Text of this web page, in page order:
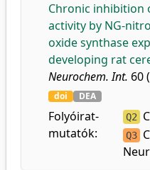
Chronic inhibition
activity by NG-
oxide synthase
developing rat
Neurochem. Int. 60
doi DEA
Folyóirat-
mutatók:
Q2
Q3